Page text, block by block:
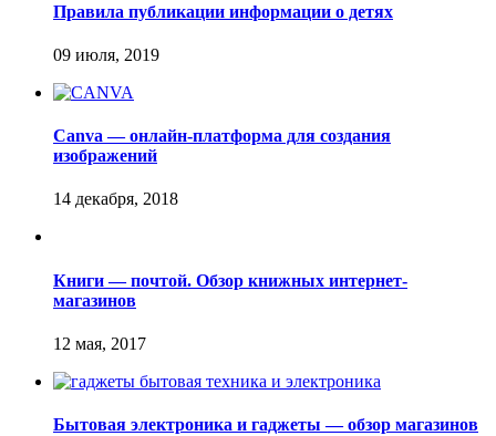
Правила публикации информации о детях
Canva — онлайн-платформа для создания
изображений
Книги — почтой. Обзор книжных интернет-
магазинов
Бытовая электроника и гаджеты — обзор магазинов